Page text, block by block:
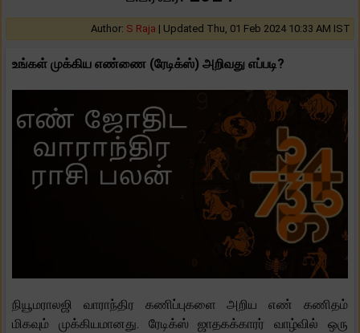
Author: S Raja | Updated Thu, 01 Feb 2024 10:33 AM IST
உங்கள் முக்கிய எண்ணை (ரேடிக்ஸ்) அறிவது எப்படி?
நியூமராலஜி வாராந்திர கணிப்புகளை அறிய எண் கணிதம்
மிகவும் முக்கியமானது. ரேடிக்ஸ் ஜாதகக்காரர் வாழ்வில் ஒரு